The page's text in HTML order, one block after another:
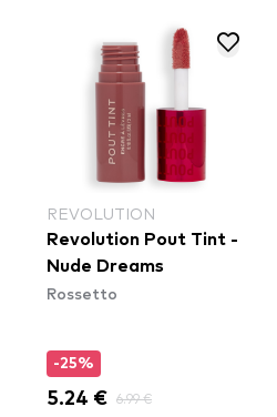
REVOLUTION
Revolution Pout Tint -
Nude Dreams
Rossetto
-25%
5.24 € 6.99 €